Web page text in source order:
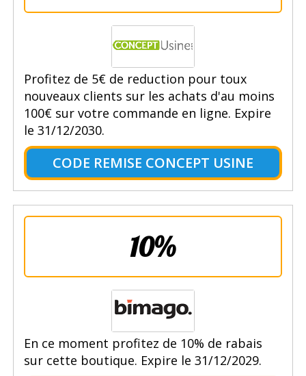
Profitez de 5€ de reduction pour toux
nouveaux clients sur les achats d'au moins
100€ sur votre commande en ligne. Expire
le 31/12/2030.
CODE REMISE CONCEPT USINE
10%
En ce moment profitez de 10% de rabais
sur cette boutique. Expire le 31/12/2029.